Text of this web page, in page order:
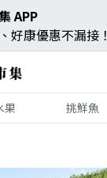
APP
好康優惠不漏接！
果 挑鮮魚